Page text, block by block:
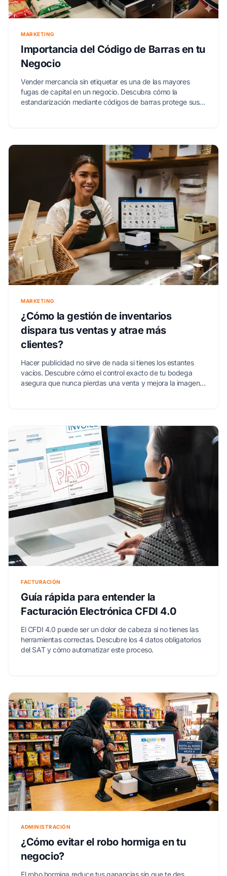
MARKETING
Importancia del Código de Barras en tu
Negocio
Vender mercancía sin etiquetar es una de las mayores
fugas de capital en un negocio. Descubra cómo la
estandarización mediante códigos de barras protege sus
MARKETING
¿Cómo la gestión de inventarios
dispara tus ventas y atrae más
clientes?
Hacer publicidad no sirve de nada si tienes los estantes
vacíos. Descubre cómo el control exacto de tu bodega
asegura que nunca pierdas una venta y mejora la imagen
FACTURACIÓN
Guía rápida para entender la
Facturación Electrónica CFDI 4.0
El CFDI 4.0 puede ser un dolor de cabeza si no tienes las
herramientas correctas. Descubre los 4 datos obligatorios
del SAT y cómo automatizar este proceso.
ADMINISTRACIÓN
¿Cómo evitar el robo hormiga en tu
negocio?
El robo hormiga reduce tus ganancias sin que te des